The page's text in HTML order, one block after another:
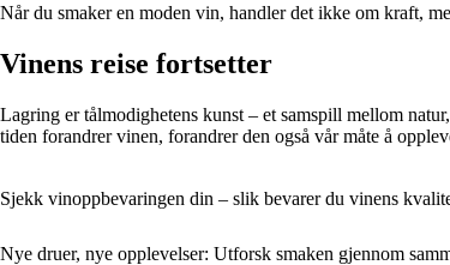
Når du smaker en moden vin, handler det ikke om kraft,
Vinens reise fortsetter
Lagring er tålmodighetens kunst – et samspill mellom
tiden forandrer vinen, forandrer den også vår måte å
Sjekk vinoppbevaringen din – slik bevarer du vinens
Nye druer, nye opplevelser: Utforsk smaken gjennom